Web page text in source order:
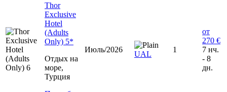
Thor
Exclusive
Hotel
(Adults
Only) 5*
Отдых на
море,
Турция
Июль/2026
UAL
1
от
270 €
7 нч.
- 8
дн.